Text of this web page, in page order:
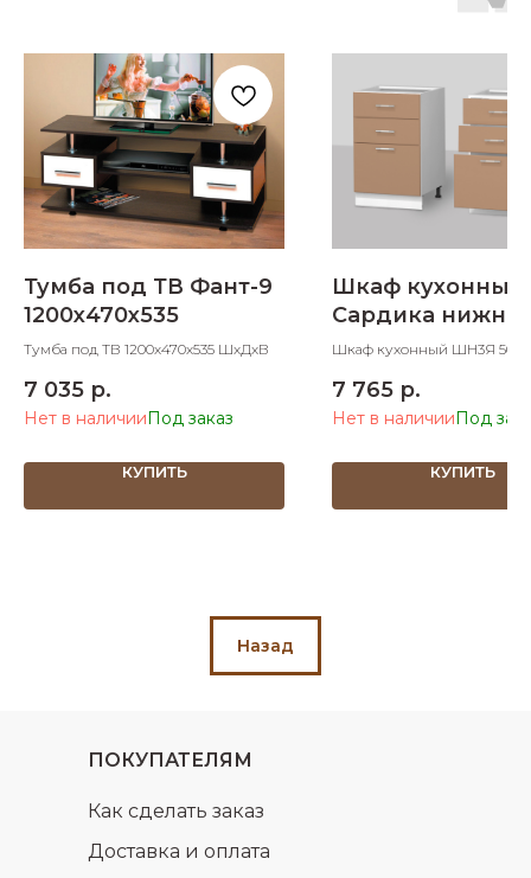
Тумба под ТВ Фант-9
1200х470х535
Тумба под ТВ 1200х470х535 ШхДхВ
7 035 р.
Нет в наличии
КУПИТЬ
Шкаф кухонный
Сардика
ящиками 500 мм
Шкаф кухонный ШН3Я 500
7 765 р.
Нет в наличии
КУПИТЬ
Назад
ПОКУПАТЕЛЯМ
Доставка и оплата
Как сделать заказ